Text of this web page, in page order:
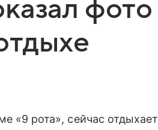
фото
«9 рота», сейчас отдыхает